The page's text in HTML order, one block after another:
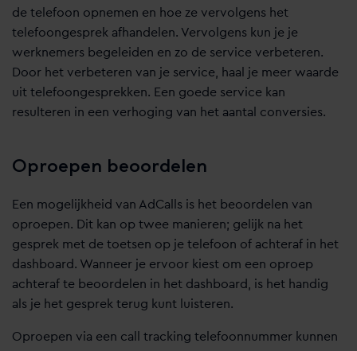
de telefoon opnemen en hoe ze vervolgens het
telefoongesprek afhandelen. Vervolgens kun je je
werknemers begeleiden en zo de service verbeteren.
Door het verbeteren van je service, haal je meer waarde
uit telefoongesprekken. Een goede service kan
resulteren in een verhoging van het aantal conversies.
Oproepen beoordelen
Een mogelijkheid van AdCalls is het beoordelen van
oproepen. Dit kan op twee manieren; gelijk na het
gesprek met de toetsen op je telefoon of achteraf in het
dashboard. Wanneer je ervoor kiest om een oproep
achteraf te beoordelen in het dashboard, is het handig
als je het gesprek terug kunt luisteren.
Oproepen via een call tracking telefoonnummer kunnen